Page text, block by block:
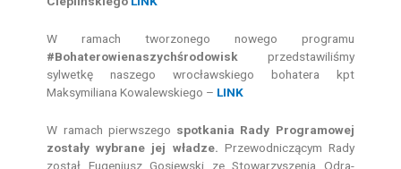
W ramach tworzonego nowego programu
#Bohaterowienaszychśrodowisk przedstawiliśmy
sylwetkę naszego wrocławskiego bohatera kpt
Maksymiliana Kowalewskiego – LINK
W ramach pierwszego spotkania Rady Programowej
zostały wybrane jej władze. Przewodniczącym Rady
został Eugeniusz Gosiewski ze Stowarzyszenia Odra-